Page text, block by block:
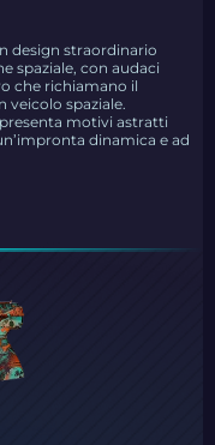
design straordinario
spaziale, con audaci
che richiamano il
veicolo spaziale.
motivi astratti
dinamica e ad